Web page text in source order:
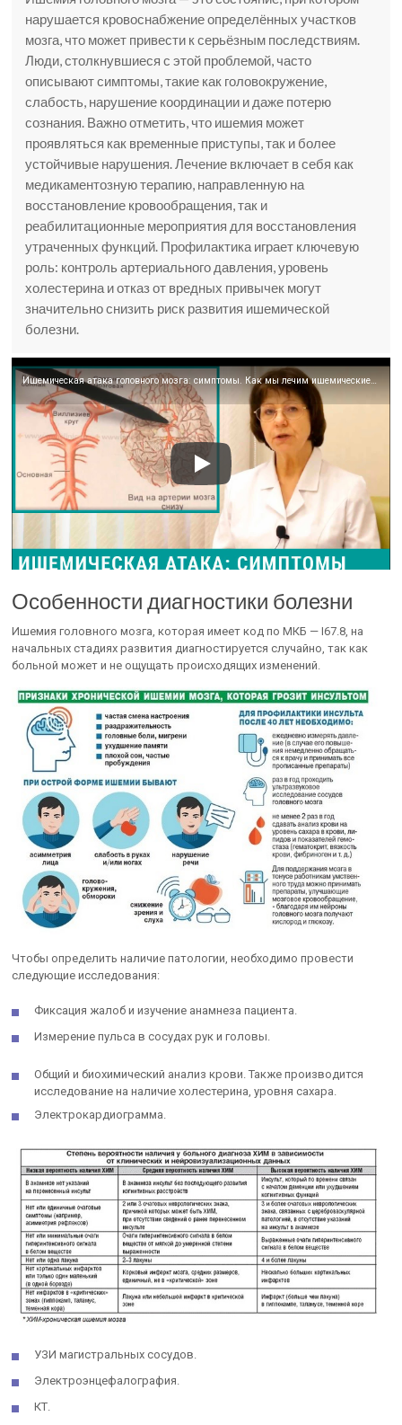
нарушается кровоснабжение определённых участков
мозга, что может привести к серьёзным последствиям.
Люди, столкнувшиеся с этой проблемой, часто
описывают симптомы, такие как головокружение,
слабость, нарушение координации и даже потерю
сознания. Важно отметить, что ишемия может
проявляться как временные приступы, так и более
устойчивые нарушения. Лечение включает в себя как
медикаментозную терапию, направленную на
восстановление кровообращения, так и
реабилитационные мероприятия для восстановления
утраченных функций. Профилактика играет ключевую
роль: контроль артериального давления, уровень
холестерина и отказ от вредных привычек могут
значительно снизить риск развития ишемической
болезни.
Ишемическая атака головного мозга: симптомы. Как мы лечим ишемические атаки
Особенности диагностики болезни
Ишемия головного мозга, которая имеет код по МКБ — I67.8, на
начальных стадиях развития диагностируется случайно, так как
больной может и не ощущать происходящих изменений.
Чтобы определить наличие патологии, необходимо провести
следующие исследования:
Фиксация жалоб и изучение анамнеза пациента.
Измерение пульса в сосудах рук и головы.
Общий и биохимический анализ крови. Также производится
исследование на наличие холестерина, уровня сахара.
Электрокардиограмма.
УЗИ магистральных сосудов.
Электроэнцефалография.
КТ.